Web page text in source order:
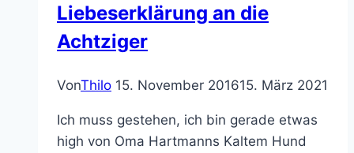
Liebeserklärung an die
Achtziger
VonThilo 15. November 201615. März 2021
Ich muss gestehen, ich bin gerade etwas
high von Oma Hartmanns Kaltem Hund